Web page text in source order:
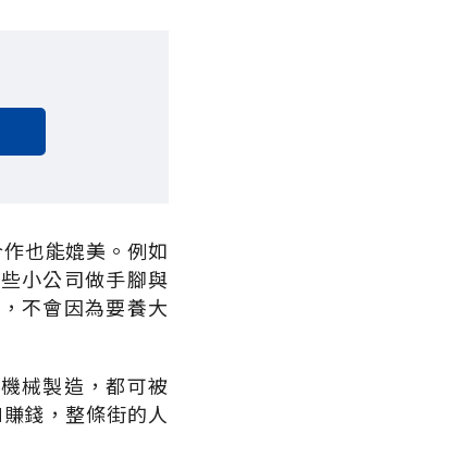
也能媲美。例如
小公司做手腳與
不會因為要養大
械製造，都可被
錢，整條街的人